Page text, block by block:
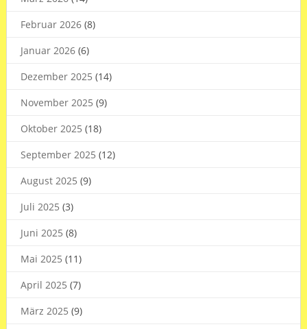
Februar 2026(8)
Januar 2026(6)
Dezember 2025 (14)
November 2025 (9)
Oktober 2025 (18)
September 2025 (12)
August 2025 (9)
Juli 2025 (3)
Juni 2025 (8)
Mai 2025 (11)
April 2025 (7)
März 2025 (9)